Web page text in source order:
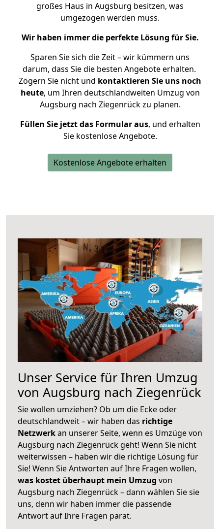
großes Haus in Augsburg besitzen, was
umgezogen werden muss.
Wir haben immer die perfekte Lösung für Sie.
Sparen Sie sich die Zeit – wir kümmern uns
darum, dass Sie die besten Angebote erhalten.
Zögern Sie nicht und kontaktieren Sie uns noch
heute, um Ihren deutschlandweiten Umzug von
Augsburg nach Ziegenrück zu planen.
Füllen Sie jetzt das Formular aus, und erhalten
Sie kostenlose Angebote.
Kostenlose Angebote erhalten
Unser Service für Ihren Umzug
von Augsburg nach Ziegenrück
Sie wollen umziehen? Ob um die Ecke oder
deutschlandweit – wir haben das richtige
Netzwerkan unserer Seite, wenn es Umzüge von
Augsburg nach Ziegenrück geht! Wenn Sie nicht
weiterwissen – haben wir die richtige Lösung für
Sie! Wenn Sie Antworten auf Ihre Fragen wollen,
was kostet überhaupt mein Umzug von
Augsburg nach Ziegenrück – dann wählen Sie sie
uns, denn wir haben immer die passende
Antwort auf Ihre Fragen parat.